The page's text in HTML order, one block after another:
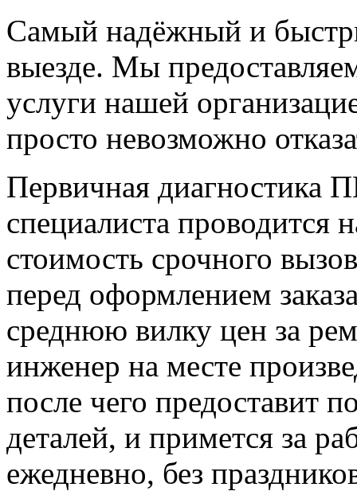
Самый надёжный и
выезде. Мы
услуги нашей
просто невозможно
Первичная диагностика
специалиста проводится
стоимость срочного
перед оформлением
среднюю вилку цен за
инженер на месте
после чего предоставит
деталей, и примется за
ежедневно, без